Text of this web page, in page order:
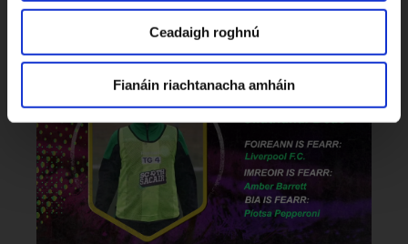
Ceadaigh roghnú
Fianáin riachtanacha amháin
Uimhreacha ag Eitilt 5:39